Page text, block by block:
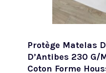
Protège Matelas
D’Antibes 230 G/
Coton Forme